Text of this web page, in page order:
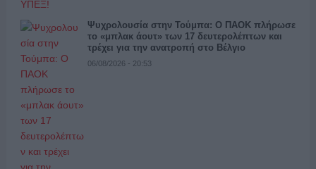
Ψυχρολουσία στην Τούμπα: Ο ΠΑΟΚ πλήρωσε
το «μπλακ άουτ» των 17 δευτερολέπτων και
τρέχει για την ανατροπή στο Βέλγιο
06/08/2026 - 20:53